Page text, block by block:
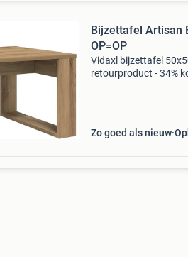
Bijzettafel Artisan
OP=OP
Vidaxl bijzettafel
retourproduct - 34%
Zo goed als nieuw